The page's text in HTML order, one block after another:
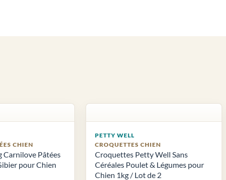
CHIEN
Carnilove Pâtées
pour Chien
PETTY WELL
CROQUETTES CHIEN
Croquettes Petty Well Sans
Céréales Poulet & Légumes pour
Chien 1kg / Lot de 2